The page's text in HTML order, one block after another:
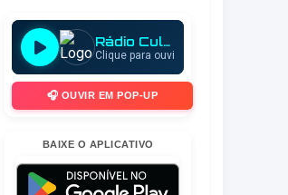
🎧 OUVIR EM POP-UP
BAIXE O APLICATIVO